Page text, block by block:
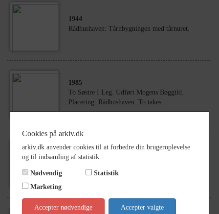
1944
Rådhushaven: Tårnbygningen med tårnuret.
1985
To Søstre I Leg. Udført Mogens Bøggild.
Placering: Rådhushaven. To takes.
1940
Cookies på arkiv.dk
arkiv.dk anvender cookies til at forbedre din brugeroplevelse
og til indsamling af statistik.
Nødvendig
Statistik
Marketing
Accepter nødvendige Accepter valgte